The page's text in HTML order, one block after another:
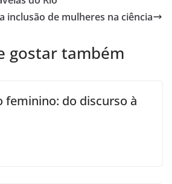
inclusão de mulheres na ciência
gostar também
feminino: do discurso à